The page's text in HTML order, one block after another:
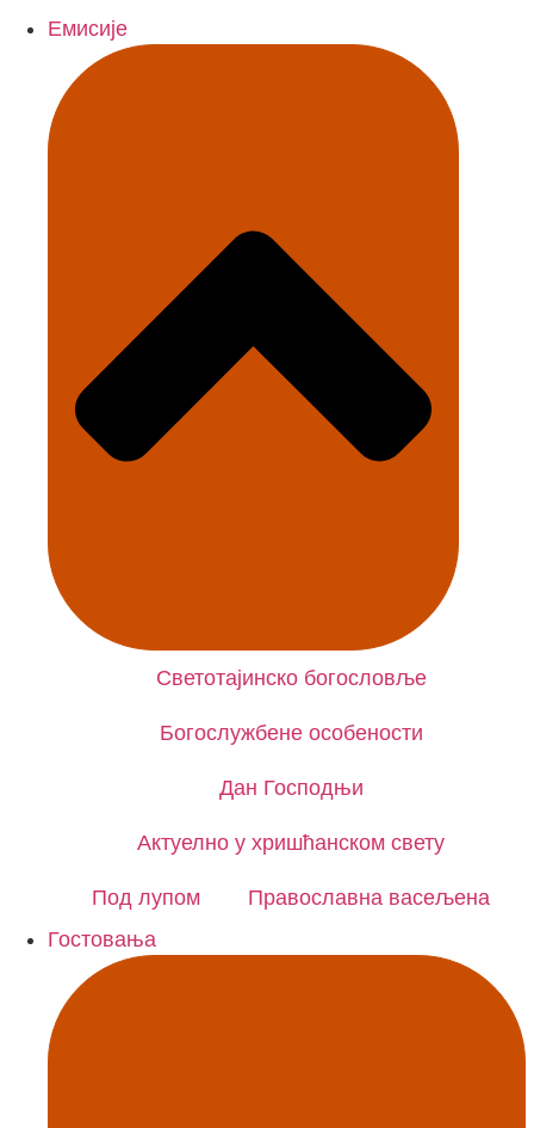
Емисије
Светотајинско богословље
Богослужбене особености
Дан Господњи
Актуелно у хришћанском свету
Под лупом
Православна васељена
Гостовања